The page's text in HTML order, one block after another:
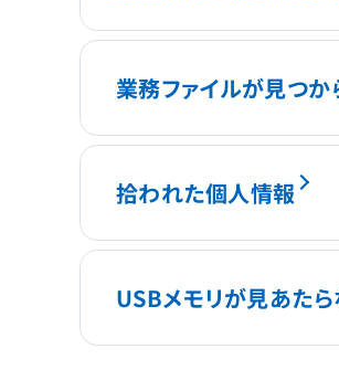
業務ファイルが見つか
拾われた個人情報
USBメモリが見あたら